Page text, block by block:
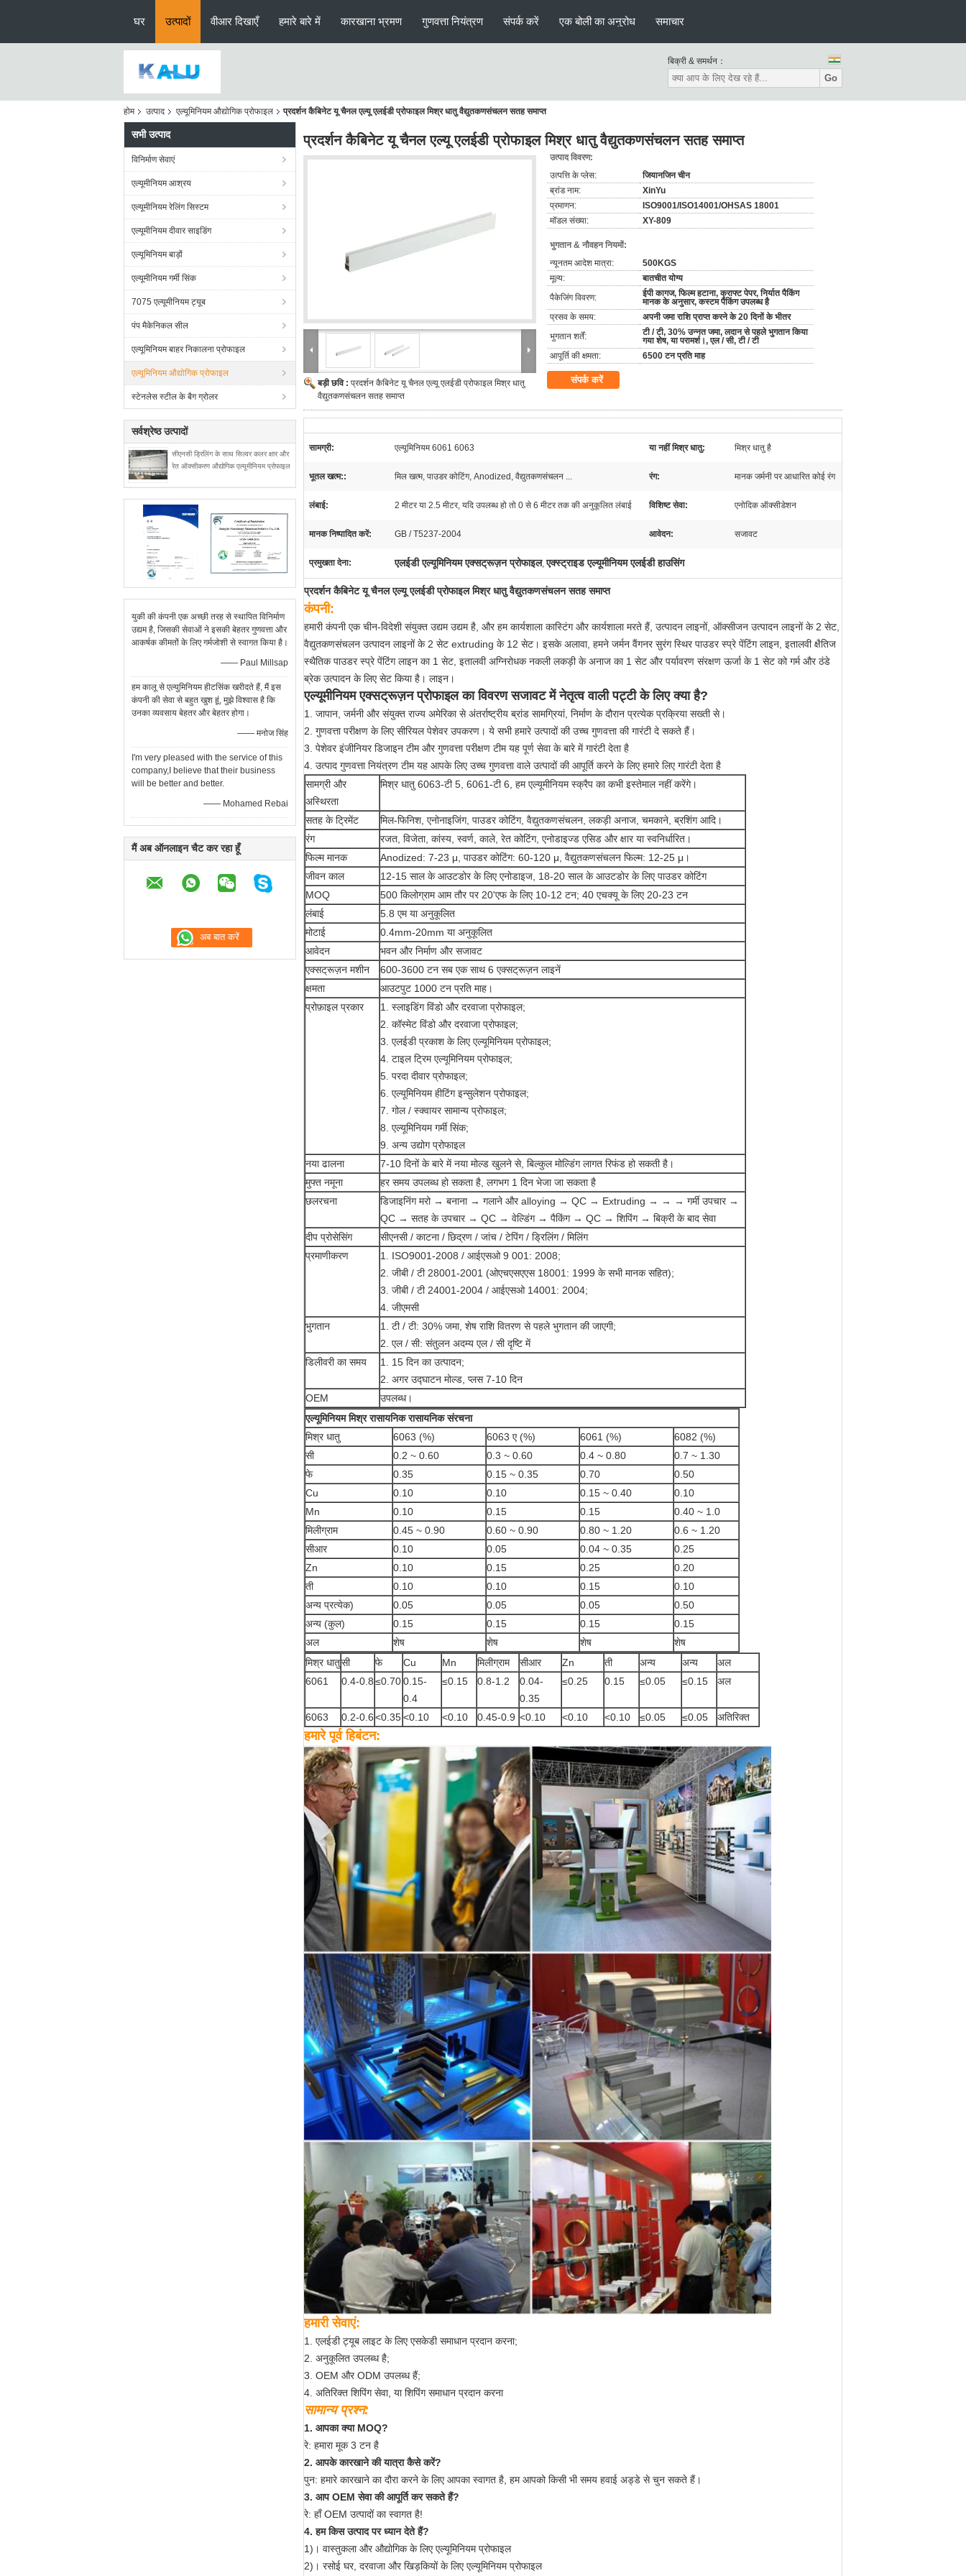
घर उत्पादों वीआर दिखाएँ हमारे बारे में कारखाना भ्रमण गुणवत्ता नियंत्रण संपर्क करें एक बोली का अनुरोध समाचार
बिक्री & समर्थन：
Go
होम उत्पाद एल्यूमिनियम औद्योगिक प्रोफाइल प्रदर्शन कैबिनेट यू चैनल एल्यू एलईडी प्रोफाइल मिश्र धातु वैद्युतकणसंचलन सतह समाप्त
सभी उत्पाद
विनिर्माण सेवाएं
एल्यूमीनियम आश्रय
एल्यूमीनियम रेलिंग सिस्टम
एल्यूमीनियम दीवार साइडिंग
एल्यूमिनियम बाड़ों
एल्यूमीनियम गर्मी सिंक
7075 एल्यूमीनियम ट्यूब
पंप मैकेनिकल सील
एल्यूमिनियम बाहर निकालना प्रोफाइल
एल्यूमिनियम औद्योगिक प्रोफाइल
स्टेनलेस स्टील के बैग ग्रोलर
सर्वश्रेष्ठ उत्पादों
सीएनसी ड्रिलिंग के साथ सिल्वर कलर क्षार और
रेत ऑक्सीकरण औद्योगिक एल्यूमीनियम प्रोफाइल
युकी की कंपनी एक अच्छी तरह से स्थापित विनिर्माण
उद्यम है, जिसकी सेवाओं ने इसकी बेहतर गुणवत्ता और
आकर्षक कीमतों के लिए गर्मजोशी से स्वागत किया है।
—— Paul Millsap
हम कालू से एल्युमिनियम हीटसिंक खरीदते हैं, मैं इस
कंपनी की सेवा से बहुत खुश हूं, मुझे विश्वास है कि
उनका व्यवसाय बेहतर और बेहतर होगा।
—— मनोज सिंह
I'm very pleased with the service of this
company,I believe that their business
will be better and better.
—— Mohamed Rebai
मैं अब ऑनलाइन चैट कर रहा हूँ
प्रदर्शन कैबिनेट यू चैनल एल्यू एलईडी प्रोफाइल मिश्र धातु वैद्युतकणसंचलन सतह समाप्त
बड़ी छवि : प्रदर्शन कैबिनेट यू चैनल एल्यू एलईडी प्रोफाइल मिश्र धातु
वैद्युतकणसंचलन सतह समाप्त
उत्पाद विवरण:
उत्पत्ति के प्लेस:
जियानजिन चीन
ब्रांड नाम:
XinYu
प्रमाणन:
ISO9001/ISO14001/OHSAS 18001
मॉडल संख्या:
XY-809
भुगतान & नौवहन नियमों:
न्यूनतम आदेश मात्रा:
500KGS
मूल्य:
बातचीत योग्य
पैकेजिंग विवरण:
ईपी कागज, फिल्म हटाना, क्राफ्ट पेपर, निर्यात पैकिंग
मानक के अनुसार, कस्टम पैकिंग उपलब्ध है
प्रसव के समय:
अपनी जमा राशि प्राप्त करने के 20 दिनों के भीतर
भुगतान शर्तें:
टी / टी, 30% उन्नत जमा, लदान से पहले भुगतान किया
गया शेष, या परामर्श।, एल / सी, टी / टी
आपूर्ति की क्षमता:
6500 टन प्रति माह
संपर्क करें
सामग्री: एल्यूमिनियम 6061 6063 या नहीं मिश्र धातु: मिश्र धातु है
भूतल खत्म:: मिल खत्म, पाउडर कोटिंग, Anodized, वैद्युतकणसंचलन ... रंग: मानक जर्मनी पर आधारित कोई रंग
लंबाई: 2 मीटर या 2.5 मीटर, यदि उपलब्ध हो तो 0 से 6 मीटर तक की अनुकूलित लंबाई विशिष्ट सेवा: एनोदिक ऑक्सीडेशन
मानक निष्पादित करें: GB / T5237-2004 आवेदन: सजावट
प्रमुखता देना: एलईडी एल्यूमिनियम एक्सट्रूज़न प्रोफाइल,एक्स्ट्राइड एल्यूमीनियम एलईडी हाउसिंग
प्रदर्शन कैबिनेट यू चैनल एल्यू एलईडी प्रोफाइल मिश्र धातु वैद्युतकणसंचलन सतह समाप्त
कंपनी:
हमारी कंपनी एक चीन-विदेशी संयुक्त उद्यम उद्यम है, और हम कार्यशाला कास्टिंग और कार्यशाला मरते हैं, उत्पादन लाइनों, ऑक्सीजन उत्पादन लाइनों के 2 सेट,
वैद्युतकणसंचलन उत्पादन लाइनों के 2 सेट extruding के 12 सेट। इसके अलावा, हमने जर्मन वैंगनर सुरंग स्थिर पाउडर स्प्रे पेंटिंग लाइन, इतालवी क्षैतिज
स्थैतिक पाउडर स्प्रे पेंटिंग लाइन का 1 सेट, इतालवी अग्निरोधक नकली लकड़ी के अनाज का 1 सेट और पर्यावरण संरक्षण ऊर्जा के 1 सेट को गर्म और ठंडे
ब्रेक उत्पादन के लिए सेट किया है। लाइन।
एल्यूमीनियम एक्सट्रूज़न प्रोफाइल का विवरण सजावट में नेतृत्व वाली पट्टी के लिए क्या है?
1. जापान, जर्मनी और संयुक्त राज्य अमेरिका से अंतर्राष्ट्रीय ब्रांड सामग्रियां, निर्माण के दौरान प्रत्येक प्रक्रिया सख्ती से।
2. गुणवत्ता परीक्षण के लिए सीरियल पेशेवर उपकरण। ये सभी हमारे उत्पादों की उच्च गुणवत्ता की गारंटी दे सकते हैं।
3. पेशेवर इंजीनियर डिजाइन टीम और गुणवत्ता परीक्षण टीम यह पूर्ण सेवा के बारे में गारंटी देता है
4. उत्पाद गुणवत्ता नियंत्रण टीम यह आपके लिए उच्च गुणवत्ता वाले उत्पादों की आपूर्ति करने के लिए हमारे लिए गारंटी देता है
सामग्री और
अस्थिरता
मिश्र धातु 6063-टी 5, 6061-टी 6, हम एल्यूमीनियम स्क्रैप का कभी इस्तेमाल नहीं करेंगे।
सतह के ट्रिमेंट
मिल-फिनिश, एनोनाइजिंग, पाउडर कोटिंग, वैद्युतकणसंचलन, लकड़ी अनाज, चमकाने, ब्रशिंग आदि।
रंग
रजत, विजेता, कांस्य, स्वर्ण, काले, रेत कोटिंग, एनोडाइज्ड एसिड और क्षार या स्वनिर्धारित।
फिल्म मानक
Anodized: 7-23 μ, पाउडर कोटिंग: 60-120 μ, वैद्युतकणसंचलन फिल्म: 12-25 μ।
जीवन काल
12-15 साल के आउटडोर के लिए एनोडाइज, 18-20 साल के आउटडोर के लिए पाउडर कोटिंग
MOQ
500 किलोग्राम आम तौर पर 20'एफ के लिए 10-12 टन; 40 एचक्यू के लिए 20-23 टन
लंबाई
5.8 एम या अनुकूलित
मोटाई
0.4mm-20mm या अनुकूलित
आवेदन
भवन और निर्माण और सजावट
एक्सट्रूज़न मशीन
600-3600 टन सब एक साथ 6 एक्सट्रूज़न लाइनें
क्षमता
आउटपुट 1000 टन प्रति माह।
प्रोफ़ाइल प्रकार
1. स्लाइडिंग विंडो और दरवाजा प्रोफाइल;
2. कॉस्मेट विंडो और दरवाजा प्रोफाइल;
3. एलईडी प्रकाश के लिए एल्यूमिनियम प्रोफाइल;
4. टाइल ट्रिम एल्यूमिनियम प्रोफाइल;
5. परदा दीवार प्रोफाइल;
6. एल्यूमिनियम हीटिंग इन्सुलेशन प्रोफाइल;
7. गोल / स्क्वायर सामान्य प्रोफाइल;
8. एल्यूमिनियम गर्मी सिंक;
9. अन्य उद्योग प्रोफाइल
नया ढालना
7-10 दिनों के बारे में नया मोल्ड खुलने से, बिल्कुल मोल्डिंग लागत रिफंड हो सकती है।
मुफ्त नमूना
हर समय उपलब्ध हो सकता है, लगभग 1 दिन भेजा जा सकता है
छलरचना
डिजाइनिंग मरो → बनाना → गलाने और alloying → QC → Extruding → → → गर्मी उपचार →
QC → सतह के उपचार → QC → वेल्डिंग → पैकिंग → QC → शिपिंग → बिक्री के बाद सेवा
दीप प्रोसेसिंग
सीएनसी / काटना / छिद्रण / जांच / टेपिंग / ड्रिलिंग / मिलिंग
प्रमाणीकरण
1. ISO9001-2008 / आईएसओ 9 001: 2008;
2. जीबी / टी 28001-2001 (ओएचएसएएस 18001: 1999 के सभी मानक सहित);
3. जीबी / टी 24001-2004 / आईएसओ 14001: 2004;
4. जीएमसी
भुगतान
1. टी / टी: 30% जमा, शेष राशि वितरण से पहले भुगतान की जाएगी;
2. एल / सी: संतुलन अदम्य एल / सी दृष्टि में
डिलीवरी का समय
1. 15 दिन का उत्पादन;
2. अगर उद्घाटन मोल्ड, प्लस 7-10 दिन
OEM
उपलब्ध।
एल्यूमिनियम मिश्र रासायनिक रासायनिक संरचना
मिश्र धातु
6063 (%) 6063 ए (%) 6061 (%)
6082 (%)
सी
0.2 ~ 0.60 0.3 ~ 0.60 0.4 ~ 0.80
0.7 ~ 1.30
फे
0.35 0.15 ~ 0.35 0.70
0.50
Cu
0.10 0.10 0.15 ~ 0.40
0.10
Mn
0.10 0.15 0.15
0.40 ~ 1.0
मिलीग्राम
0.45 ~ 0.90 0.60 ~ 0.90 0.80 ~ 1.20
0.6 ~ 1.20
सीआर
0.10 0.05 0.04 ~ 0.35
0.25
Zn
0.10 0.15 0.25
0.20
ती
0.10 0.10 0.15
0.10
अन्य प्रत्येक)
0.05 0.05 0.05
0.50
अन्य (कुल)
0.15 0.15 0.15
0.15
अल
शेष शेष शेष
शेष
मिश्र धातुसी फे Cu Mn मिलीग्राम सीआर Zn ती अन्य अन्य
अल
6061
0.4-0.8≤0.700.15-
0.4
≤0.15 0.8-1.2
0.04-
0.35
≤0.25 0.15 ≤0.05 ≤0.15 अल
6063 0.2-0.6<0.35<0.10 <0.10 0.45-0.9 <0.10 <0.10 <0.10 ≤0.05 ≤0.05 अतिरिक्त
हमारे पूर्व हिबंटन:
हमारी सेवाएं:
1. एलईडी ट्यूब लाइट के लिए एसकेडी समाधान प्रदान करना;
2. अनुकूलित उपलब्ध है;
3. OEM और ODM उपलब्ध हैं;
4. अतिरिक्त शिपिंग सेवा, या शिपिंग समाधान प्रदान करना
सामान्य प्रश्न:
1. आपका क्या MOQ?
रे: हमारा मूक 3 टन है
2. आपके कारखाने की यात्रा कैसे करें?
पुन: हमारे कारखाने का दौरा करने के लिए आपका स्वागत है, हम आपको किसी भी समय हवाई अड्डे से चुन सकते हैं।
3. आप OEM सेवा की आपूर्ति कर सकते हैं?
रे: हाँ OEM उत्पादों का स्वागत है!
4. हम किस उत्पाद पर ध्यान देते हैं?
1)। वास्तुकला और औद्योगिक के लिए एल्यूमिनियम प्रोफाइल
2)। रसोई घर, दरवाजा और खिड़कियों के लिए एल्यूमिनियम प्रोफाइल